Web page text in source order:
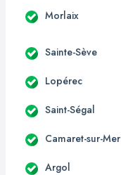
Morlaix
Sainte-Sève
Lopérec
Saint-Ségal
Camaret-sur-Mer
Argol